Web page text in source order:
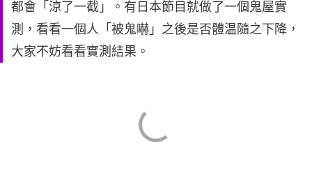
都會「涼了一截」。有日本節目就做了一個鬼屋實
測，看看一個人「被鬼嚇」之後是否體温隨之下降，
大家不妨看看實測結果。